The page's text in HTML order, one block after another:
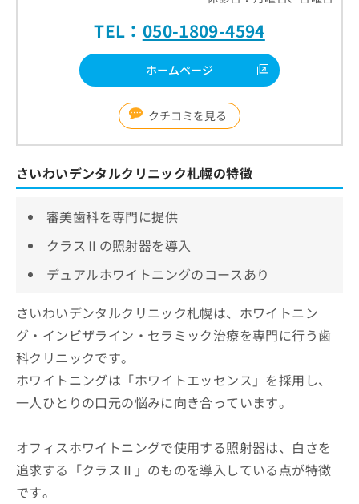
TEL： 050-1809-4594
ホームページ
クチコミを見る
さいわいデンタルクリニック札幌の特徴
審美歯科を専門に提供
クラスⅡの照射器を導入
デュアルホワイトニングのコースあり
さいわいデンタルクリニック札幌は、ホワイトニン
グ・インビザライン・セラミック治療を専門に行う歯
科クリニックです。
ホワイトニングは「ホワイトエッセンス」を採用し、
一人ひとりの口元の悩みに向き合っています。
オフィスホワイトニングで使用する照射器は、白さを
追求する「クラスⅡ」のものを導入している点が特徴
です。